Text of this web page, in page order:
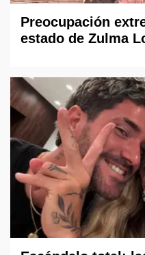
Preocupación
estado de Zulma